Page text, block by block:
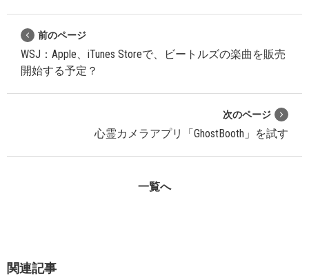
前のページ
WSJ：Apple、iTunes Storeで、ビートルズの楽曲を販売
開始する予定？
次のページ
心霊カメラアプリ「GhostBooth」を試す
一覧へ
関連記事